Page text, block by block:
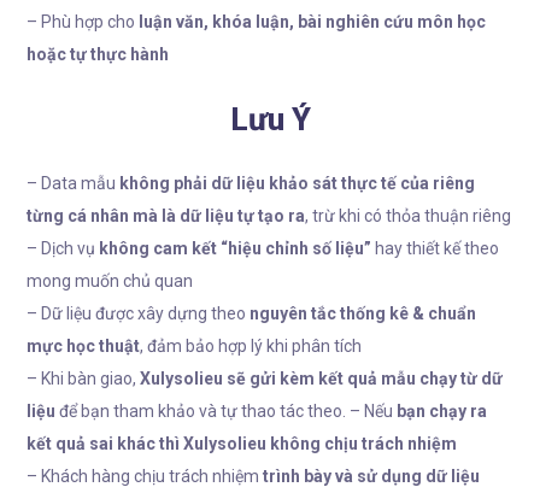
– Phù hợp cho luận văn, khóa luận, bài nghiên cứu môn học
hoặc tự thực hành
Lưu Ý
– Data mẫu không phải dữ liệu khảo sát thực tế của riêng
từng cá nhân mà là dữ liệu tự tạo ra, trừ khi có thỏa thuận riêng
– Dịch vụ không cam kết “hiệu chỉnh số liệu” hay thiết kế theo
mong muốn chủ quan
– Dữ liệu được xây dựng theo nguyên tắc thống kê & chuẩn
mực học thuật, đảm bảo hợp lý khi phân tích
– Khi bàn giao,Xulysolieu sẽ gửi kèm kết quả mẫu chạy từ dữ
liệu để bạn tham khảo và tự thao tác theo. – Nếu bạn chạy ra
kết quả sai khác thì Xulysolieu không chịu trách nhiệm
– Khách hàng chịu trách nhiệmtrình bày và sử dụng dữ liệu